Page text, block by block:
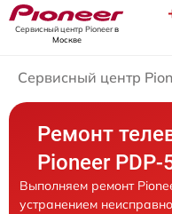
Сервисный центр Pioneerв
Москве
Сервисный центр
Ремонт
Pioneer
Выполняем ремонт
устранением